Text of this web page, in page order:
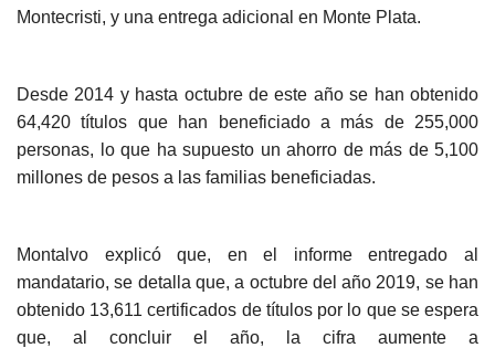
Montecristi, y una entrega adicional en Monte Plata.
Desde 2014 y hasta octubre de este año se han obtenido
64,420 títulos que han beneficiado a más de 255,000
personas, lo que ha supuesto un ahorro de más de 5,100
millones de pesos a las familias beneficiadas.
Montalvo explicó que, en el informe entregado al
mandatario, se detalla que, a octubre del año 2019, se han
obtenido 13,611 certificados de títulos por lo que se espera
que, al concluir el año, la cifra aumente a